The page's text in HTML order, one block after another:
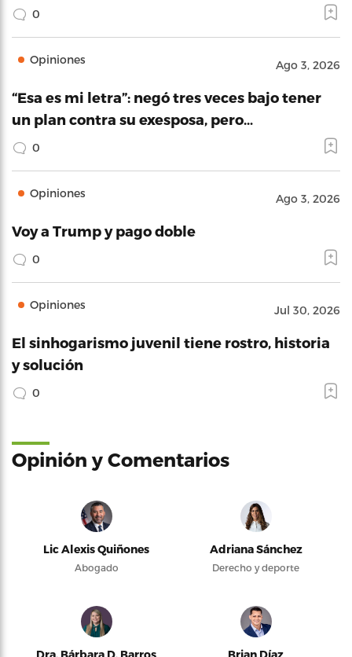
0
Opiniones Ago 3, 2026
“Esa es mi letra”: negó tres veces bajo tener
un plan contra su exesposa, pero…
0
Opiniones Ago 3, 2026
Voy a Trump y pago doble
0
Opiniones Jul 30, 2026
El sinhogarismo juvenil tiene rostro, historia
y solución
0
Opinión y Comentarios
Lic Alexis Quiñones
Abogado
Adriana Sánchez
Derecho y deporte
Dra. Bárbara D. Barros Brian Díaz